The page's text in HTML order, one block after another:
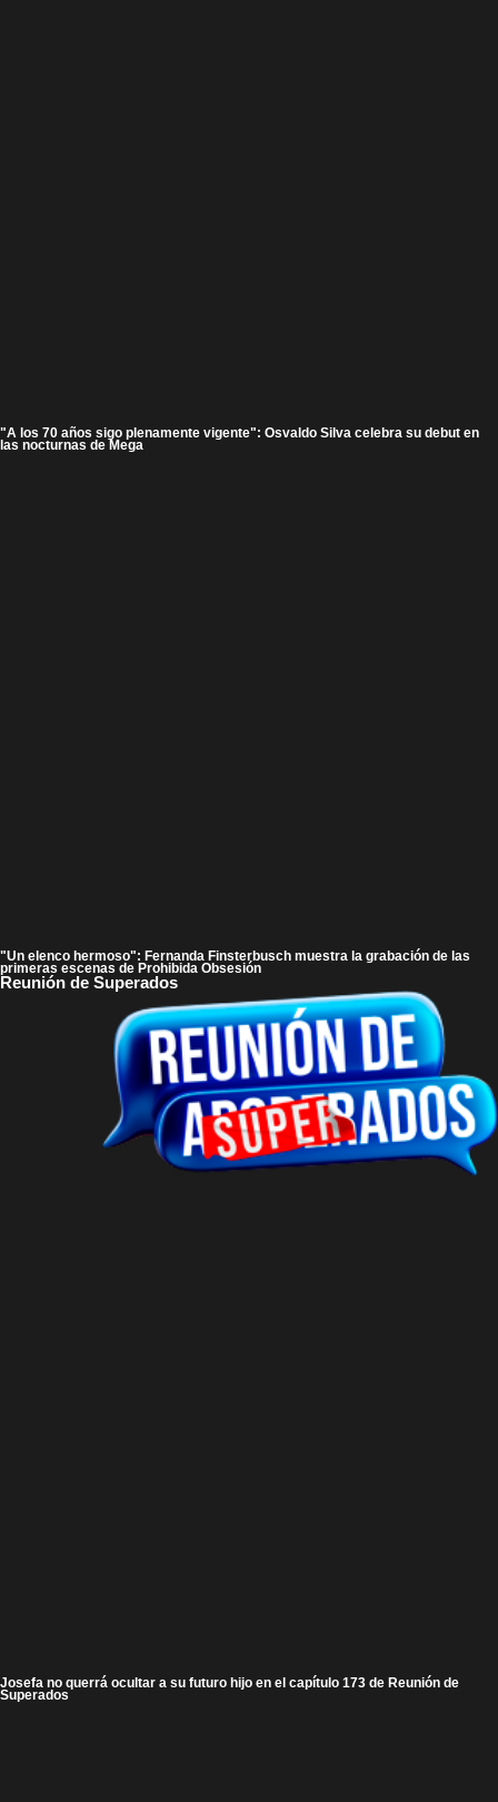
"A los 70 años sigo plenamente vigente": Osvaldo Silva celebra su debut en
las nocturnas de Mega
"Un elenco hermoso": Fernanda Finsterbusch muestra la grabación de las
primeras escenas de Prohibida Obsesión
Reunión de Superados
Josefa no querrá ocultar a su futuro hijo en el capítulo 173 de Reunión de
Superados